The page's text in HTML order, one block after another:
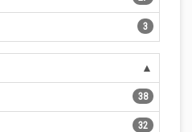
3
38
32